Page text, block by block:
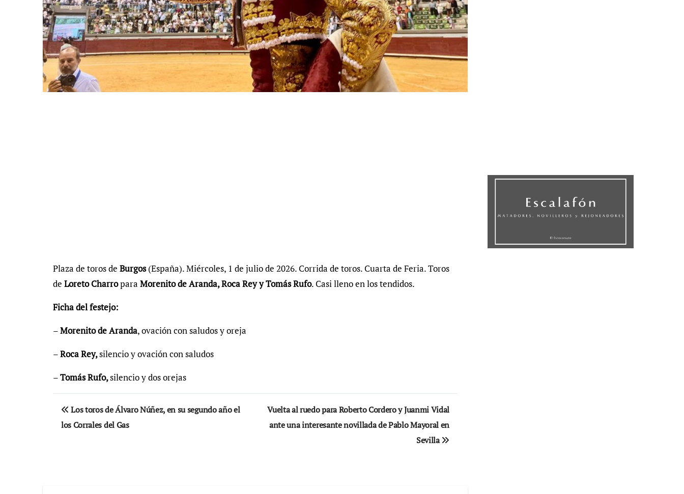
Plaza de toros de Burgos(España). Miércoles, 1 de julio de 2026. Corrida de toros. Cuarta de Feria. Toros
de Loreto Charropara Morenito de Aranda, Roca Rey y Tomás Rufo. Casi lleno en los tendidos.
Ficha del festejo:
–Morenito de Aranda, ovación con saludos y oreja
–Roca Rey,silencio y ovación con saludos
–Tomás Rufo,silencio y dos orejas
Navegación
de
Los toros de Álvaro Núñez, en su segundo año el
los Corrales del Gas
Vuelta al ruedo para Roberto Cordero y Juanmi Vidal
ante una interesante novillada de Pablo Mayoral en
Sevilla